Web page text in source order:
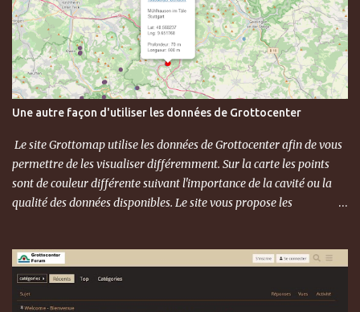
Une autre façon d'utiliser les données de Grottocenter
Le site Grottomap utilise les données de Grottocenter afin de vous
permettre de les visualiser différemment. Sur la carte les points
sont de couleur différente suivant l'importance de la cavité ou la
qualité des données disponibles. Le site vous propose les
cavités associés à ces mots clés.